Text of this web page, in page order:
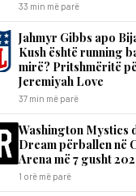
33 min më parë
Jahmyr Gibbs apo
Kush është running
mirë? Pritshmëritë
Jeremiyah Love
37 min më parë
Washington Mystics
Dream përballen në
Arena më 7 gusht
1 orë më parë